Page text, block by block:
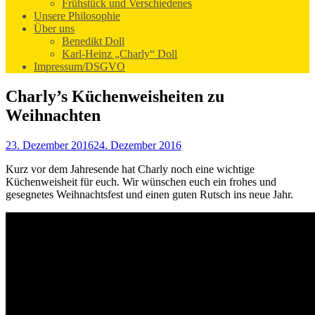
Frühstück und Verschiedenes
Unsere Philosophie
Über uns
Benedikt Doll
Karl-Heinz „Charly“ Doll
Impressum/DSGVO
Charly’s Küchenweisheiten zu
Weihnachten
23. Dezember 201624. Dezember 2016
Kurz vor dem Jahresende hat Charly noch eine wichtige
Küchenweisheit für euch. Wir wünschen euch ein frohes und
gesegnetes Weihnachtsfest und einen guten Rutsch ins neue Jahr.